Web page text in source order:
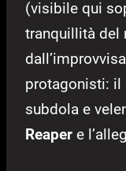
(visibile qui
tranquillità del
protagonisti: il
subdola e
Reaper e